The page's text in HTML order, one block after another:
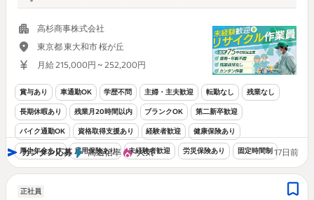
高杉商事株式会社
東京都 東大和市 桜が丘
月給 215,000円 ~ 252,200円
賞与あり 車通勤OK 学歴不問 主婦・主夫歓迎 転勤なし 残業なし
長期休暇あり 残業月20時間以内 ブランクOK 第二新卒歓迎
バイク通勤OK 資格取得支援あり 経験者歓迎 健康保険あり
厚生年金あり 雇用保険あり 未経験者歓迎 労災保険あり 固定時間制
カンタン応募 高返信率 人気 17日前
正社員